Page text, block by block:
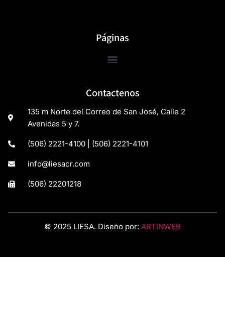
Páginas
Contactenos
135 m Norte del Correo de San José, Calle 2
Avenidas 5 y 7.
(506) 2221-4100 | (506) 2221-4101
info@liesacr.com
(506) 22201218
© 2025 LIESA. Diseño por: ARTINWEB